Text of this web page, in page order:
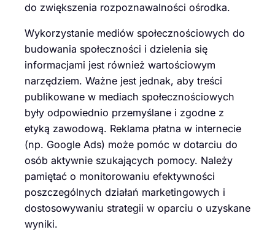
do zwiększenia rozpoznawalności ośrodka.
Wykorzystanie mediów społecznościowych do
budowania społeczności i dzielenia się
informacjami jest również wartościowym
narzędziem. Ważne jest jednak, aby treści
publikowane w mediach społecznościowych
były odpowiednio przemyślane i zgodne z
etyką zawodową. Reklama płatna w internecie
(np. Google Ads) może pomóc w dotarciu do
osób aktywnie szukających pomocy. Należy
pamiętać o monitorowaniu efektywności
poszczególnych działań marketingowych i
dostosowywaniu strategii w oparciu o uzyskane
wyniki.